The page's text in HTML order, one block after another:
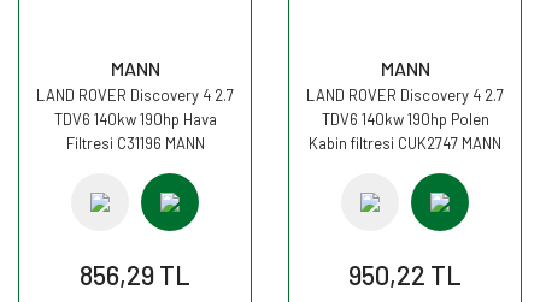
MANN
LAND ROVER Discovery 4 2.7
TDV6 140kw 190hp Hava
Filtresi C31196 MANN
856,29 TL
MANN
LAND ROVER Discovery 4 2.7
TDV6 140kw 190hp Polen
Kabin filtresi CUK2747 MANN
950,22 TL